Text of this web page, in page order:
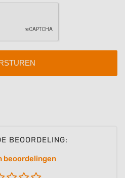
BEOORDELING:
beoordelingen